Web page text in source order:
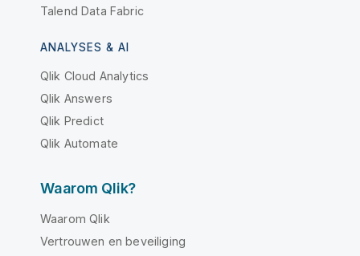
Talend Data Fabric
ANALYSES & AI
Qlik Cloud Analytics
Qlik Answers
Qlik Predict
Qlik Automate
Waarom Qlik?
Waarom Qlik
Vertrouwen en beveiliging